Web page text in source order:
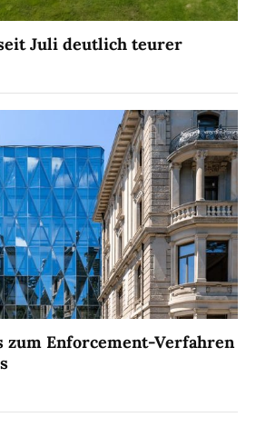
Juli deutlich teurer
zum Enforcement-Verfahren